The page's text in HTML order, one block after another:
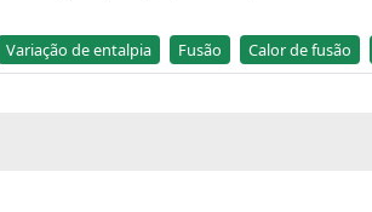
Variação de entalpia Fusão Calor de fusão